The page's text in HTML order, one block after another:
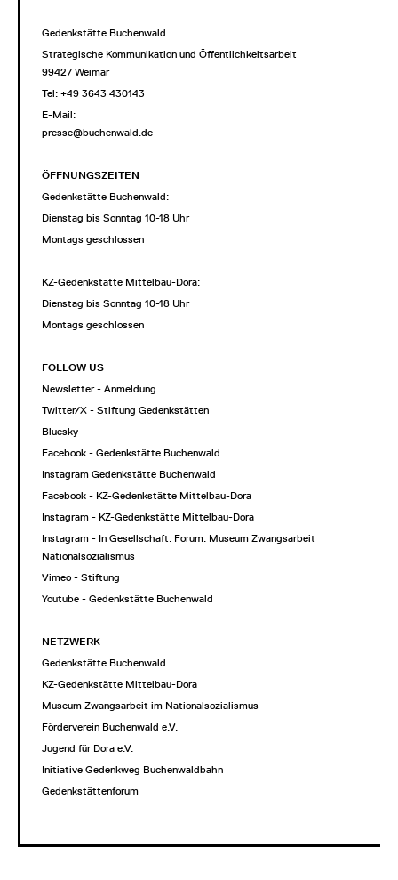
Gedenkstätte Buchenwald
Strategische Kommunikation und Öffentlichkeitsarbeit
99427 Weimar
Tel: +49 3643 430143
E-Mail:
presse@buchenwald.de
ÖFFNUNGSZEITEN
Gedenkstätte Buchenwald:
Dienstag bis Sonntag 10-18 Uhr
Montags geschlossen
KZ-Gedenkstätte Mittelbau-Dora:
Dienstag bis Sonntag 10-18 Uhr
Montags geschlossen
FOLLOW US
Newsletter - Anmeldung
Twitter/X - Stiftung Gedenkstätten
Bluesky
Facebook - Gedenkstätte Buchenwald
Instagram Gedenkstätte Buchenwald
Facebook - KZ-Gedenkstätte Mittelbau-Dora
Instagram - KZ-Gedenkstätte Mittelbau-Dora
Instagram - In Gesellschaft. Forum. Museum Zwangsarbeit im
Nationalsozialismus
Vimeo - Stiftung
Youtube - Gedenkstätte Buchenwald
NETZWERK
Gedenkstätte Buchenwald
KZ-Gedenkstätte Mittelbau-Dora
Museum Zwangsarbeit im Nationalsozialismus
Förderverein Buchenwald e.V.
Jugend für Dora e.V.
Initiative Gedenkweg Buchenwaldbahn
Gedenkstättenforum